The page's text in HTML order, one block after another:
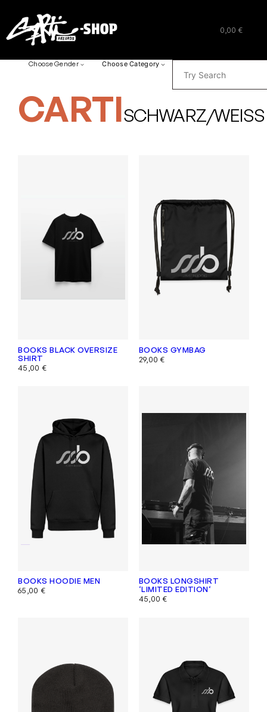
0,00 €
Choose Gender Choose Category
CARTISCHWARZ/WEISS
BOOKS BLACK OVERSIZE
SHIRT
45,00 €
BOOKS GYMBAG
29,00€
BOOKS HOODIE MEN
65,00 €
BOOKS LONGSHIRT
‘LIMITED EDITION‘
45,00€